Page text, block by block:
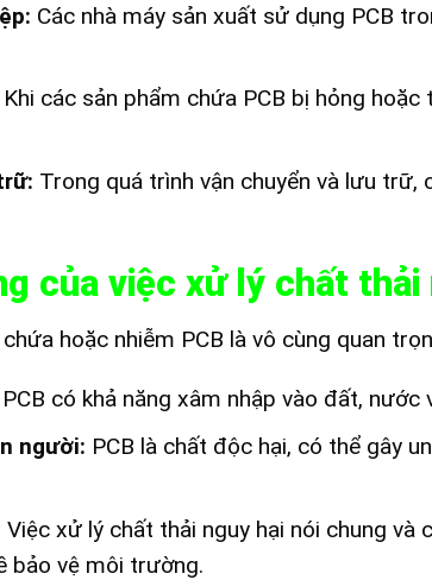
Các nhà máy sản xuất sử dụng PCB
Khi các sản phẩm chứa PCB bị hỏng
Trong quá trình vận chuyển và lưu trữ,
của việc xử lý chất thải
hoặc nhiễm PCB là vô cùng quan
PCB có khả năng xâm nhập vào đất,
người: PCB là chất độc hại, có thể gây
Việc xử lý chất thải nguy hại nói chung và
bảo vệ môi trường.